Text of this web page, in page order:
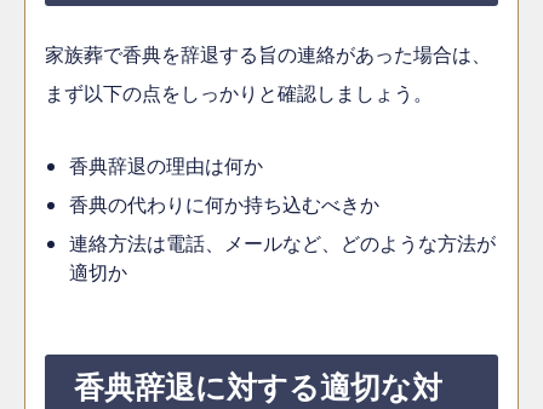
家族葬で香典を辞退する旨の連絡があった場合は、
まず以下の点をしっかりと確認しましょう。
香典辞退の理由は何か
香典の代わりに何か持ち込むべきか
連絡方法は電話、メールなど、どのような方法が
適切か
香典辞退に対する適切な対